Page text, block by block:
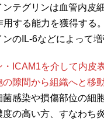
ンテグリンは血管内皮
用する能力を獲得する
のIL-6などによって増
ICAM1を介して内皮
隙間から組織へと移
感染や損傷部位の細
の高い方、すなわち